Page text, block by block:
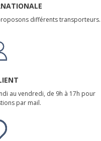
différents transporteurs.
au vendredi, de 9h à 17h pour
par mail.